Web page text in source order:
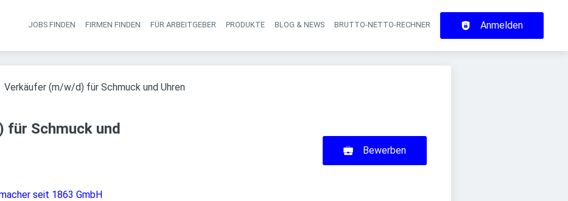
Haupt-Navigation
JOBS FINDEN FIRMEN FINDEN FÜR ARBEITGEBER PRODUKTE BLOG & NEWS BRUTTO-NETTO-RECHNER Anmelden
Verkäufer (m/w/d) für Schmuck und Uhren
Schmuck und
seit 1863 GmbH
Bewerben